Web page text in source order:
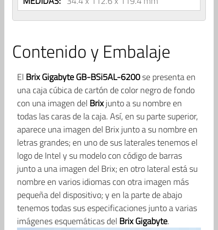
Contenido y Embalaje
El Brix Gigabyte GB-BSi5AL-6200se presenta en
una caja cúbica de cartón de color negro de fondo
con una imagen del Brixjunto a su nombre en
todas las caras de la caja. Así, en su parte superior,
aparece una imagen del Brix junto a su nombre en
letras grandes; en uno de sus laterales tenemos el
logo de Intel y su modelo con código de barras
junto a una imagen del Brix; en otro lateral está su
nombre en varios idiomas con otra imagen más
pequeña del dispositivo; y en la parte de abajo
tenemos todas sus especificaciones junto a varias
imágenes esquemáticas del Brix Gigabyte.